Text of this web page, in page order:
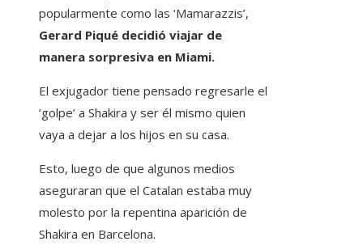
popularmente como las ‘Mamarazzis’,
Gerard Piqué decidió viajar de
manera sorpresiva en Miami.
El exjugador tiene pensado regresarle el
‘golpe’ a Shakira y ser él mismo quien
vaya a dejar a los hijos en su casa.
Esto, luego de que algunos medios
aseguraran que el Catalan estaba muy
molesto por la repentina aparición de
Shakira en Barcelona.